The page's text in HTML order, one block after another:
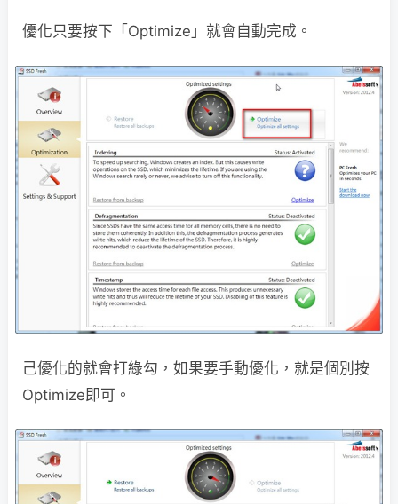
優化只要按下「Optimize」就會自動完成。
己優化的就會打綠勾，如果要手動優化，就是個別按
Optimize即可。